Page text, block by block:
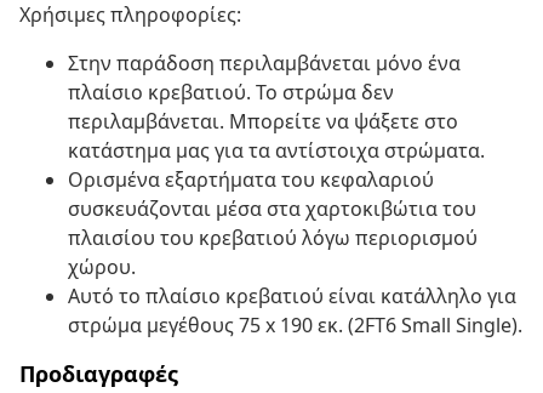
Χρήσιμες πληροφορίες:
Στην παράδοση περιλαμβάνεται μόνο ένα
πλαίσιο κρεβατιού. Το στρώμα δεν
περιλαμβάνεται. Μπορείτε να ψάξετε στο
κατάστημα μας για τα αντίστοιχα στρώματα.
Ορισμένα εξαρτήματα του κεφαλαριού
συσκευάζονται μέσα στα χαρτοκιβώτια του
πλαισίου του κρεβατιού λόγω περιορισμού
χώρου.
Αυτό το πλαίσιο κρεβατιού είναι κατάλληλο για
στρώμα μεγέθους 75 x 190 εκ. (2FT6 Small Single).
Προδιαγραφές